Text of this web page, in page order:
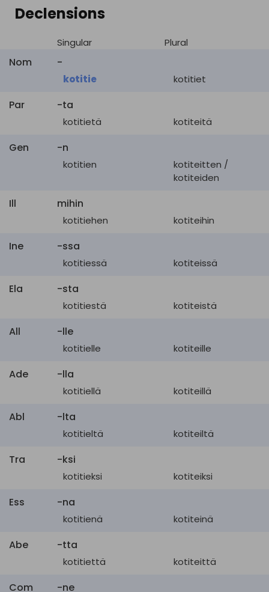
Declensions
Singular Plural
Nom -
kotitie kotitiet
Par -ta
kotitietä kotiteitä
Gen -n
kotitien
kotiteitten /
kotiteiden
Ill mihin
kotitiehen kotiteihin
Ine -ssa
kotitiessä kotiteissä
Ela -sta
kotitiestä kotiteistä
All -lle
kotitielle kotiteille
Ade -lla
kotitiellä kotiteillä
Abl -lta
kotitieltä kotiteiltä
Tra -ksi
kotitieksi kotiteiksi
Ess -na
kotitienä kotiteinä
Abe -tta
kotitiettä kotiteittä
Com -ne